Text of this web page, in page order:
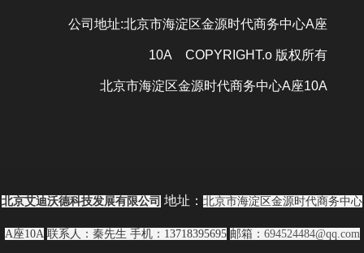
公司地址:北京市海淀区金源时代商务中心A座
10A COPYRIGHT.o 版权所有
北京市海淀区金源时代商务中心A座10A
北京艾迪沃德科技发展有限公司 地址： 北京市海淀区金源时代商务中心
A座10A 联系人：秦先生 手机：13718395695 邮箱： 694524484@qq.com